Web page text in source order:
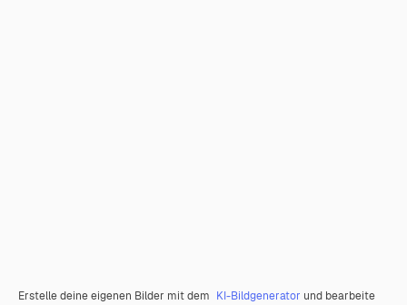
Erstelle deine eigenen Bilder mit dem KI-Bildgenerator und bearbeite